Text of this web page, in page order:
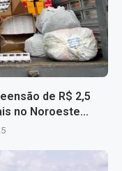
de R$ 2,5
no Noroeste...